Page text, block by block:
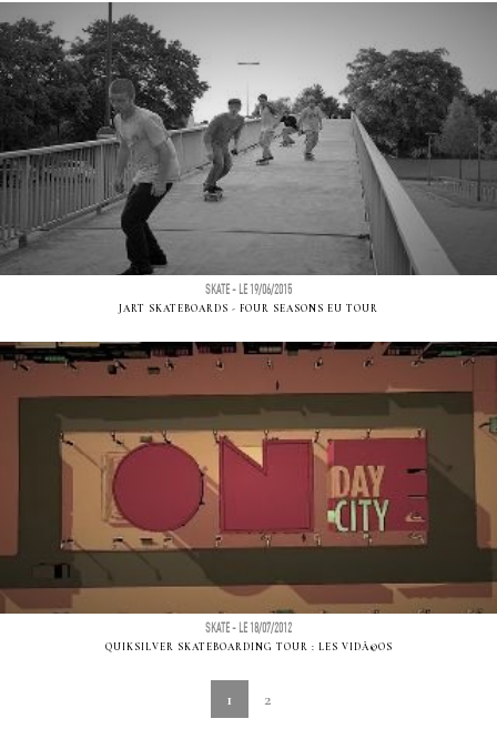
SKATE - LE 19/06/2015
JART SKATEBOARDS - FOUR SEASONS EU TOUR
SKATE - LE 18/07/2012
QUIKSILVER SKATEBOARDING TOUR : LES VIDÃ©OS
1 2